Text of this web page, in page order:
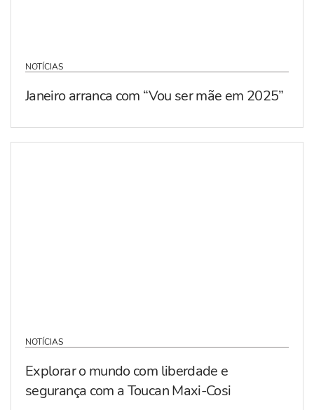
NOTÍCIAS
Janeiro arranca com “Vou ser mãe em 2025”
NOTÍCIAS
Explorar o mundo com liberdade e
segurança com a Toucan Maxi-Cosi